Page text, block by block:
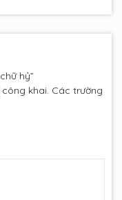
hỷ”
khai. Các trường